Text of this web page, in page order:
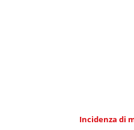
Incidenza di